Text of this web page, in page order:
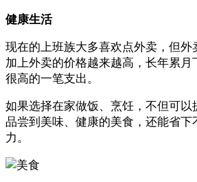
健康生活
现在的上班族大多喜欢点外卖，但外
加上外卖的价格越来越高，长年累月
很高的一笔支出。
如果选择在家做饭、烹饪，不但可以
品尝到美味、健康的美食，还能省下
力。